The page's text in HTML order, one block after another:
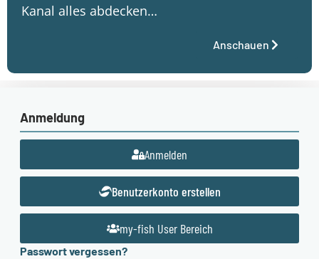
Kanal alles abdecken…
Anschauen
Anmeldung
Anmelden
Benutzerkonto erstellen
my-fish User Bereich
Passwort vergessen?